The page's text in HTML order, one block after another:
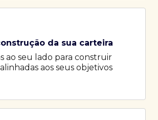
da sua carteira
ao seu lado para construir
aos seus objetivos